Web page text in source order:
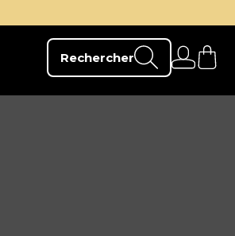
Rechercher